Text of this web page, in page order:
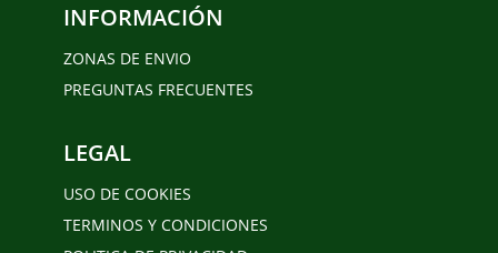
INFORMACIÓN
ZONAS DE ENVIO
PREGUNTAS FRECUENTES
LEGAL
USO DE COOKIES
TERMINOS Y CONDICIONES